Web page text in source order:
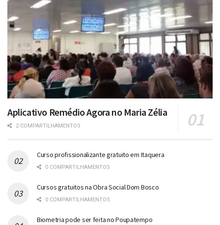
Aplicativo Remédio Agora no Maria Zélia
2 COMPARTILHAMENTOS
Curso profissionalizante gratuito em Itaquera
0 COMPARTILHAMENTOS
Cursos gratuitos na Obra Social Dom Bosco
0 COMPARTILHAMENTOS
Biometria pode ser feita no Poupatempo